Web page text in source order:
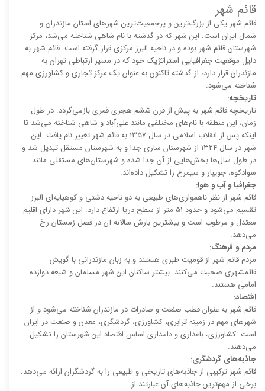
قائم شهر
قائم شهر یکی از بزرگ‌ترین و پرجمعیت‌ترین شهرهای استان مازندران و
شمال ایران است. این شهر که در گذشته با نام شاهی شناخته می‌شد، مرکز
شهرستان قائم شهر بوده و در ناحیه البرز مرکزی قرار گرفته است. قائم شهر به
دلیل موقعیت جغرافیایی استراتژیک خود که در مسیر ارتباطی تهران به
مازندران قرار دارد، از گذشته تاکنون به عنوان یک مرکز تجاری و کشاورزی مهم
شناخته می‌شود.
تاریخچه:
تاریخچه قائم شهر به پیش از قرن ششم هجری قمری بازمی‌گردد. در طول
زمان، این منطقه با نام‌های مختلفی مانند علی‌آباد و شاهی شناخته می‌شد تا
اینکه پس از انقلاب اسلامی در سال ۱۳۵۷ به قائم شهر تغییر نام یافت. این
شهر در سال ۱۳۲۴ از شهرستان ساری جدا و به شهرستان مستقل تبدیل شد و
در طول سال‌ها بخش‌هایی از آن جدا شده و شهرستان‌های مستقلی مانند
سوادکوه، جویبار و سیمرغ را تشکیل داده‌اند.
جغرافیا و آب و هوا:
قائم شهر از نظر ناهمواری‌های طبیعی به دو ناحیه دشتی و کوهپایه‌ای البرز
تقسیم می‌شود و حدود ۵۱ متر از سطح دریا ارتفاع دارد. این شهر دارای اقلیم
معتدل و مرطوب است و بیشترین بارش سالانه آن در فصل زمستان رخ
می‌دهد.
مردم و فرهنگ:
مردم قائم شهر از قومیت طبری هستند و به زبان مازندرانی با گویش
قائمشهری صحبت می‌کنند. بیشتر ساکنان این شهر مسلمان و شیعه دوازده
امامی هستند.
اقتصاد:
قائم شهر به عنوان قطب صنعت و صادرات در مازندران شناخته می‌شود و از
شهرهای مهم در زمینه ترابری، کشاورزی، گردشگری، معدن و صنعت در ایران
است. کشاورزی، باغداری و دامداری اساس اقتصاد این شهرستان را تشکیل
می‌دهند.
جاذبه‌های گردشگری:
قائم شهر ترکیبی از جاذبه‌های تاریخی و طبیعی را به گردشگران ارائه می‌دهد.
برخی از مهم‌ترین جاذبه‌های آن عبارتند از: